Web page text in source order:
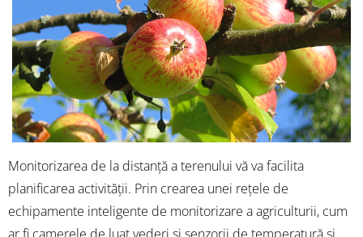
Monitorizarea de la distanță a terenului vă va facilita
planificarea activității. Prin crearea unei rețele de
echipamente inteligente de monitorizare a agriculturii, cum